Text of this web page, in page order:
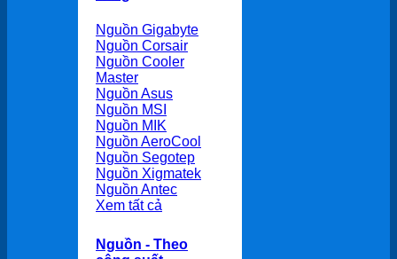
Nguồn Gigabyte
Nguồn Corsair
Nguồn Cooler
Master
Nguồn Asus
Nguồn MSI
Nguồn MIK
Nguồn AeroCool
Nguồn Segotep
Nguồn Xigmatek
Nguồn Antec
Xem tất cả
Nguồn - Theo